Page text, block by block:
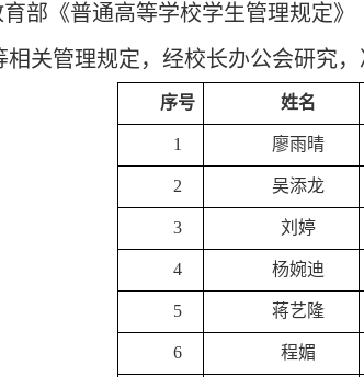
部《普通高等学校学生管理规定》
相关管理规定，经校长办公会研究
序号 姓名
1 廖雨晴
2 吴添龙
3 刘婷
4 杨婉迪
5 蒋艺隆
6 程媚